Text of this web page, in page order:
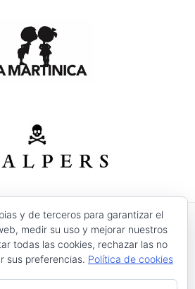
- C/ Verónica Nº 30 - CP. 30520 -
(Murcia)
error tipográfico o fin de
existencias.
y de terceros para garantizar el
medir su uso y mejorar nuestros
todas las cookies, rechazar las no
sus preferencias. Política de cookies